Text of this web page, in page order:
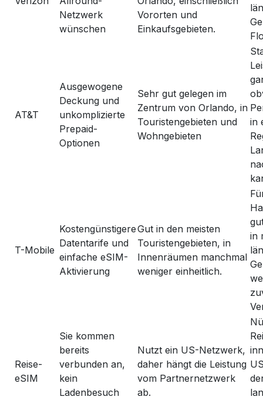
Netzwerk
wünschen
Vororten und
Einkaufsgebieten.
AT&T
Ausgewogene
Deckung und
unkomplizierte
Prepaid-
Optionen
Sehr gut gelegen im
Zentrum von Orlando, in
Touristengebieten und
Wohngebieten
in
T-Mobile
Kostengünstigere
Datentarife und
einfache eSIM-
Aktivierung
Gut in den meisten
Touristengebieten, in
Innenräumen manchmal
weniger einheitlich.
in
Reise-
eSIM
Sie kommen
bereits
verbunden an,
kein
Ladenbesuch
Nutzt ein US-Netzwerk,
daher hängt die Leistung
vom Partnernetzwerk
ab.